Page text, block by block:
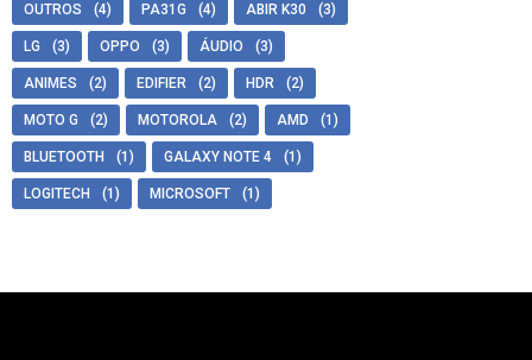
OUTROS (4) PA31G (4) ABIR K30 (3)
LG (3) OPPO (3) ÁUDIO (3)
ANIMES (2) EDIFIER (2) HDR (2)
MOTO G (2) MOTOROLA (2) AMD (1)
BLUETOOTH (1) GALAXY NOTE 4 (1)
LOGITECH (1) MICROSOFT (1)